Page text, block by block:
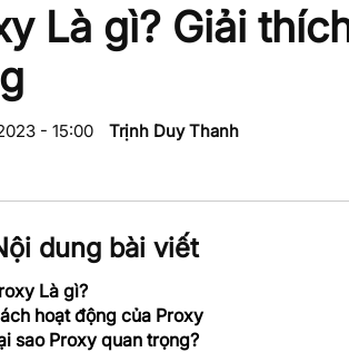
Là gì? Giải
- 15:00 Trịnh Duy Thanh
dung bài viết
Là gì?
hoạt động của Proxy
sao Proxy quan trọng?